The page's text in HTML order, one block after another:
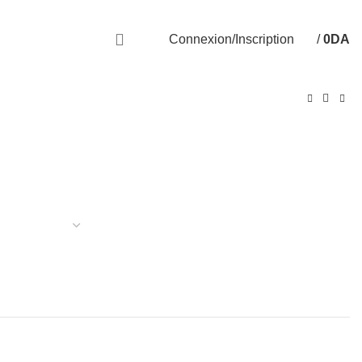
Connexion/Inscription / 0DA